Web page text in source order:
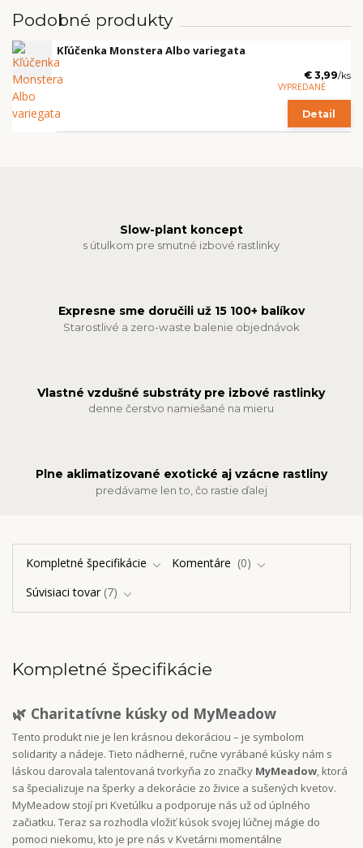
Podobné produkty
Kľúčenka Monstera Albo variegata
€ 3,99/ks
VYPREDANÉ
Detail
Slow-plant koncept
s útulkom pre smutné izbové rastlinky
Expresne sme doručili už 15 100+ balíkov
Starostlivé a zero-waste balenie objednávok
Vlastné vzdušné substráty pre izbové rastlinky
denne čerstvo namiešané na mieru
Plne aklimatizované exotické aj vzácne rastliny
predávame len to, čo rastie ďalej
Kompletné špecifikácie Komentáre
0
Súvisiaci tovar 7
Kompletné špecifikácie
🌿 Charitatívne kúsky od MyMeadow
Tento produkt nie je len krásnou dekoráciou – je symbolom
solidarity a nádeje. Tieto nádherné, ručne vyrábané kúsky nám s
láskou darovala talentovaná tvorkyňa zo značky MyMeadow, ktorá
sa špecializuje na šperky a dekorácie zo živice a sušených kvetov.
MyMeadow stojí pri Kvetúlku a podporuje nás už od úplného
začiatku. Teraz sa rozhodla vložiť kúsok svojej lúčnej mágie do
pomoci niekomu, kto je pre nás v Kvetárni momentálne